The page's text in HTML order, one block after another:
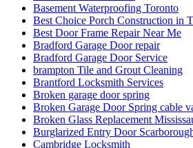
Basement Waterproofing Toronto
Best Choice Porch Construction in
Best Door Frame Repair Near Me
Bradford Garage Door repair
Bradford Garage Door Service
brampton Tile and Grout Cleaning
Brantford Locksmith Services
Broken garage door spring
Broken Garage Door Spring cable
Broken Glass Replacement
Burglarized Entry Door
Cambridge Locksmith